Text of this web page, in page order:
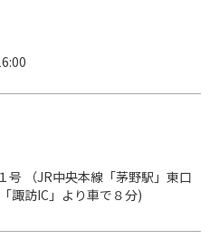
号 （JR中央本線「茅野駅」東口
諏訪IC」より車で８分)